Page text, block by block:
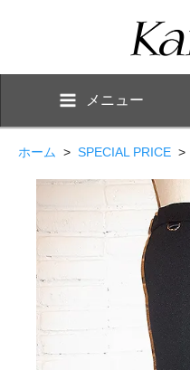
メニュー
ホーム > SPECIAL PRICE >